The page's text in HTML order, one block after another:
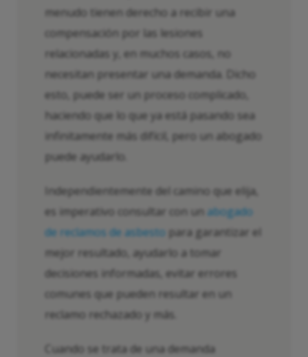
menudo tienen derecho a recibir una
compensación por las lesiones
relacionadas y, en muchos casos, no
necesitan presentar una demanda. Dicho
esto, puede ser un proceso complicado,
haciendo que lo que ya está pasando sea
infinitamente más difícil, pero un abogado
puede ayudarlo.
Independientemente del camino que elija,
es imperativo consultar con un abogado
de reclamos de asbesto para garantizar el
mejor resultado, ayudarlo a tomar
decisiones informadas, evitar errores
comunes que pueden resultar en un
reclamo rechazado y más.
Cuando se trata de una demanda